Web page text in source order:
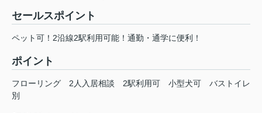
セールスポイント
ペット可！2沿線2駅利用可能！通勤・通学に便利！
ポイント
フローリング 2人入居相談 2駅利用可 小型犬可
バストイレ
別